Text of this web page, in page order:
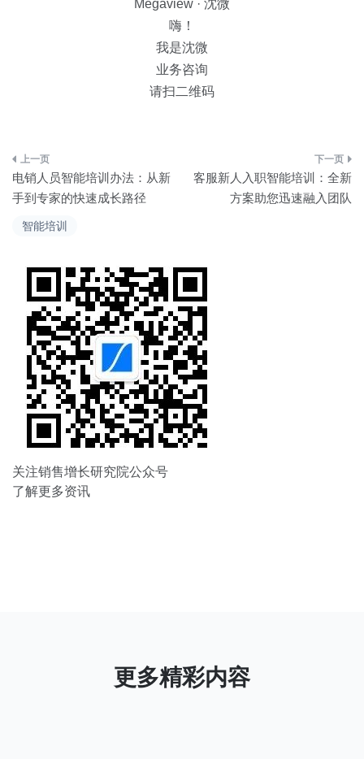
智能培训
Megaview · 沈微
嗨！
我是沈微
业务咨询
请扫二维码
文
章
导
航
电销人员智能培训办法：从新
手到专家的快速成长路径
客服新人入职智能培训：全新
方案助您迅速融入团队
关注销售增长研究院公众号
了解更多资讯